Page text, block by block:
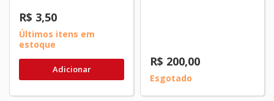
R$ 3,50
Últimos itens em
estoque
Adicionar
R$ 200,00
Esgotado